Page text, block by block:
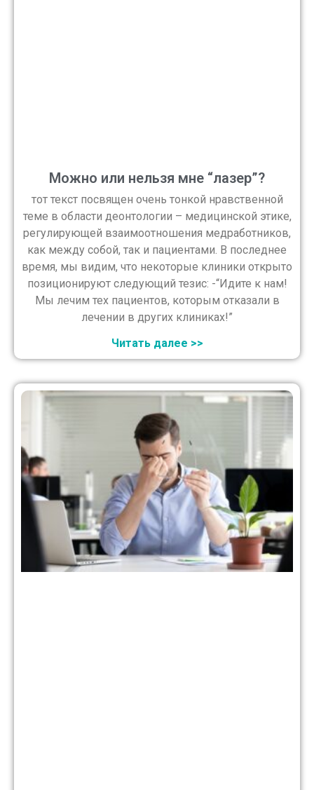
Можно или нельзя мне “лазер”?
тот текст посвящен очень тонкой нравственной
теме в области деонтологии – медицинской этике,
регулирующей взаимоотношения медработников,
как между собой, так и пациентами. В последнее
время, мы видим, что некоторые клиники открыто
позиционируют следующий тезис: -“Идите к нам!
Мы лечим тех пациентов, которым отказали в
лечении в других клиниках!”
Читать далее >>